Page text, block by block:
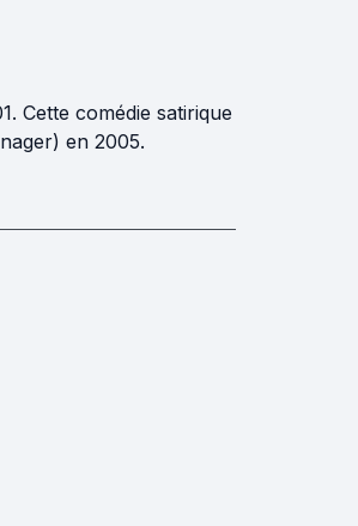
Cette comédie satirique
en 2005.